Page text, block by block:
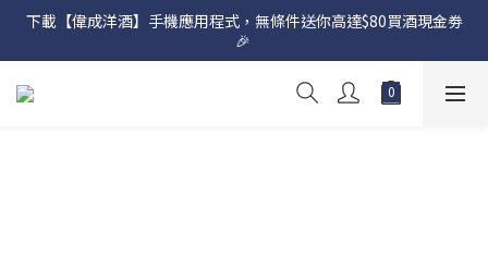
網店購滿 $500 即享免費送貨服務📦
下載【偉成洋酒】手機應用程式，無條件送你高達$80買酒現金劵
🎉
網店購滿 $500 即享免費送貨服務📦